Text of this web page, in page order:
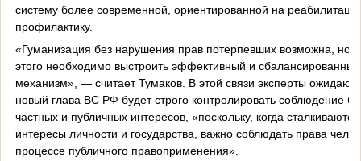
систему более современной, ориентированной на
профилактику.
«Гуманизация без нарушения прав потерпевших возможна, но
этого необходимо выстроить эффективный и сбалансированный
механизм», — считает Тумаков. В этой связи эксперты ожидают,
новый глава ВС РФ будет строго контролировать соблюдение
частных и публичных интересов, «поскольку, когда сталкиваются
интересы личности и государства, важно соблюдать права
процессе публичного правоприменения».